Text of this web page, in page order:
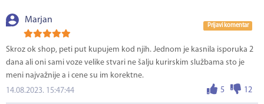
Marjan
Prijavi komentar
Skroz ok shop, peti put kupujem kod njih. Jednom je kasnila isporuka 2
dana ali oni sami voze velike stvari ne šalju kurirskim službama sto je
meni najvažnije a i cene su im korektne.
5
12
14.08.2023. 15:47:44